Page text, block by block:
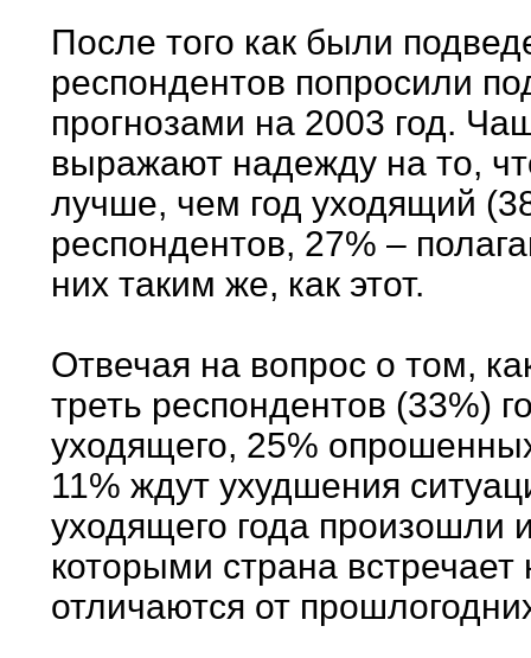
После того как были
респондентов попросили
прогнозами на 2003 год.
выражают надежду на то,
лучше, чем год уходящий
респондентов, 27% –
них таким же, как этот.
Отвечая на вопрос о том,
треть респондентов (33%)
уходящего, 25%
11% ждут ухудшения
уходящего года произошли
которыми страна
отличаются от